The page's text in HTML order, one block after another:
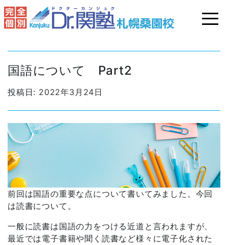
国語について Part2
投稿日: 2022年3月24日
前回は国語の重要な点について書いてみました。今回
は読書について。
一般に読書は国語の力をつける近道と言われますが、
最近では電子書籍や聞く読書など様々に電子化された